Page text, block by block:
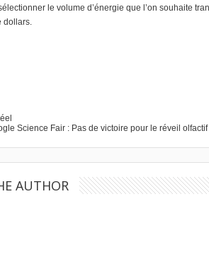
le volume d’énergie que l’on souhaite
dollars.
Science Fair : Pas de victoire pour le réveil
AUTHOR